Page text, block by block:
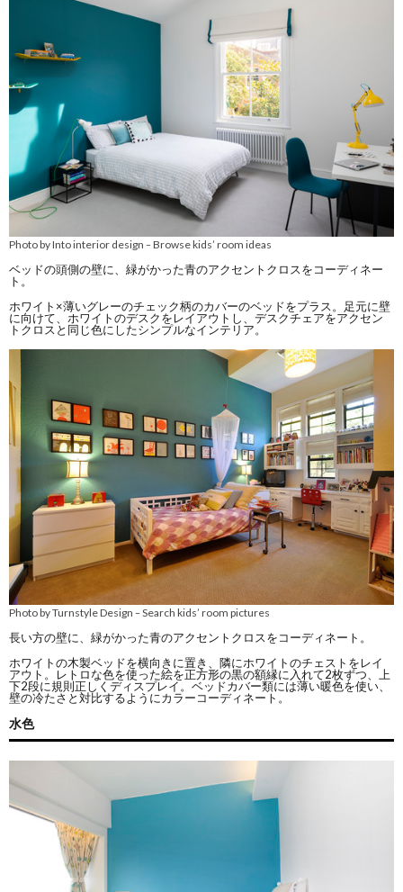
Photo by Into interior design –Browse kids’ room ideas
ベッドの頭側の壁に、緑がかった青のアクセントクロスをコーディネー
ト。
ホワイト×薄いグレーのチェック柄のカバーのベッドをプラス。足元に壁
に向けて、ホワイトのデスクをレイアウトし、デスクチェアをアクセン
トクロスと同じ色にしたシンプルなインテリア。
Photo by Turnstyle Design –Search kids’ room pictures
長い方の壁に、緑がかった青のアクセントクロスをコーディネート。
ホワイトの木製ベッドを横向きに置き、隣にホワイトのチェストをレイ
アウト。レトロな色を使った絵を正方形の黒の額縁に入れて2枚ずつ、上
下2段に規則正しくディスプレイ。ベッドカバー類には薄い暖色を使い、
壁の冷たさと対比するようにカラーコーディネート。
水色